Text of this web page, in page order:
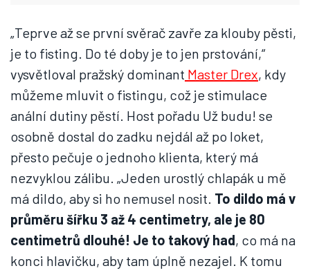
„Teprve až se první svěrač zavře za klouby pěsti,
je to fisting. Do té doby je to jen prstování,“
vysvětloval pražský dominant Master Drex, kdy
můžeme mluvit o fistingu, což je stimulace
anální dutiny pěstí. Host pořadu Už budu! se
osobně dostal do zadku nejdál až po loket,
přesto pečuje o jednoho klienta, který má
nezvyklou zálibu. „Jeden urostlý chlapák u mě
má dildo, aby si ho nemusel nosit. To dildo má v
průměru šířku 3 až 4 centimetry, ale je 80
centimetrů dlouhé! Je to takový had, co má na
konci hlavičku, aby tam úplně nezajel. K tomu